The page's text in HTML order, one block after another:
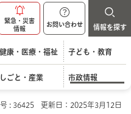
緊急・災害
情報
お問い合わせ 情報を探す
健康・医療・福祉 子ども・教育
しごと・産業 市政情報
: 36425 更新日：2025年3月12日